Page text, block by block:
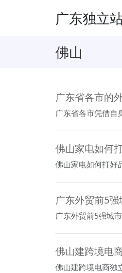
广东独立
佛山
广东省各市的
广东省各市凭借自
佛山家电如何
佛山家电如何打好
广东外贸前5
广东外贸前5强城
佛山建跨境电
佛山建跨境电商独